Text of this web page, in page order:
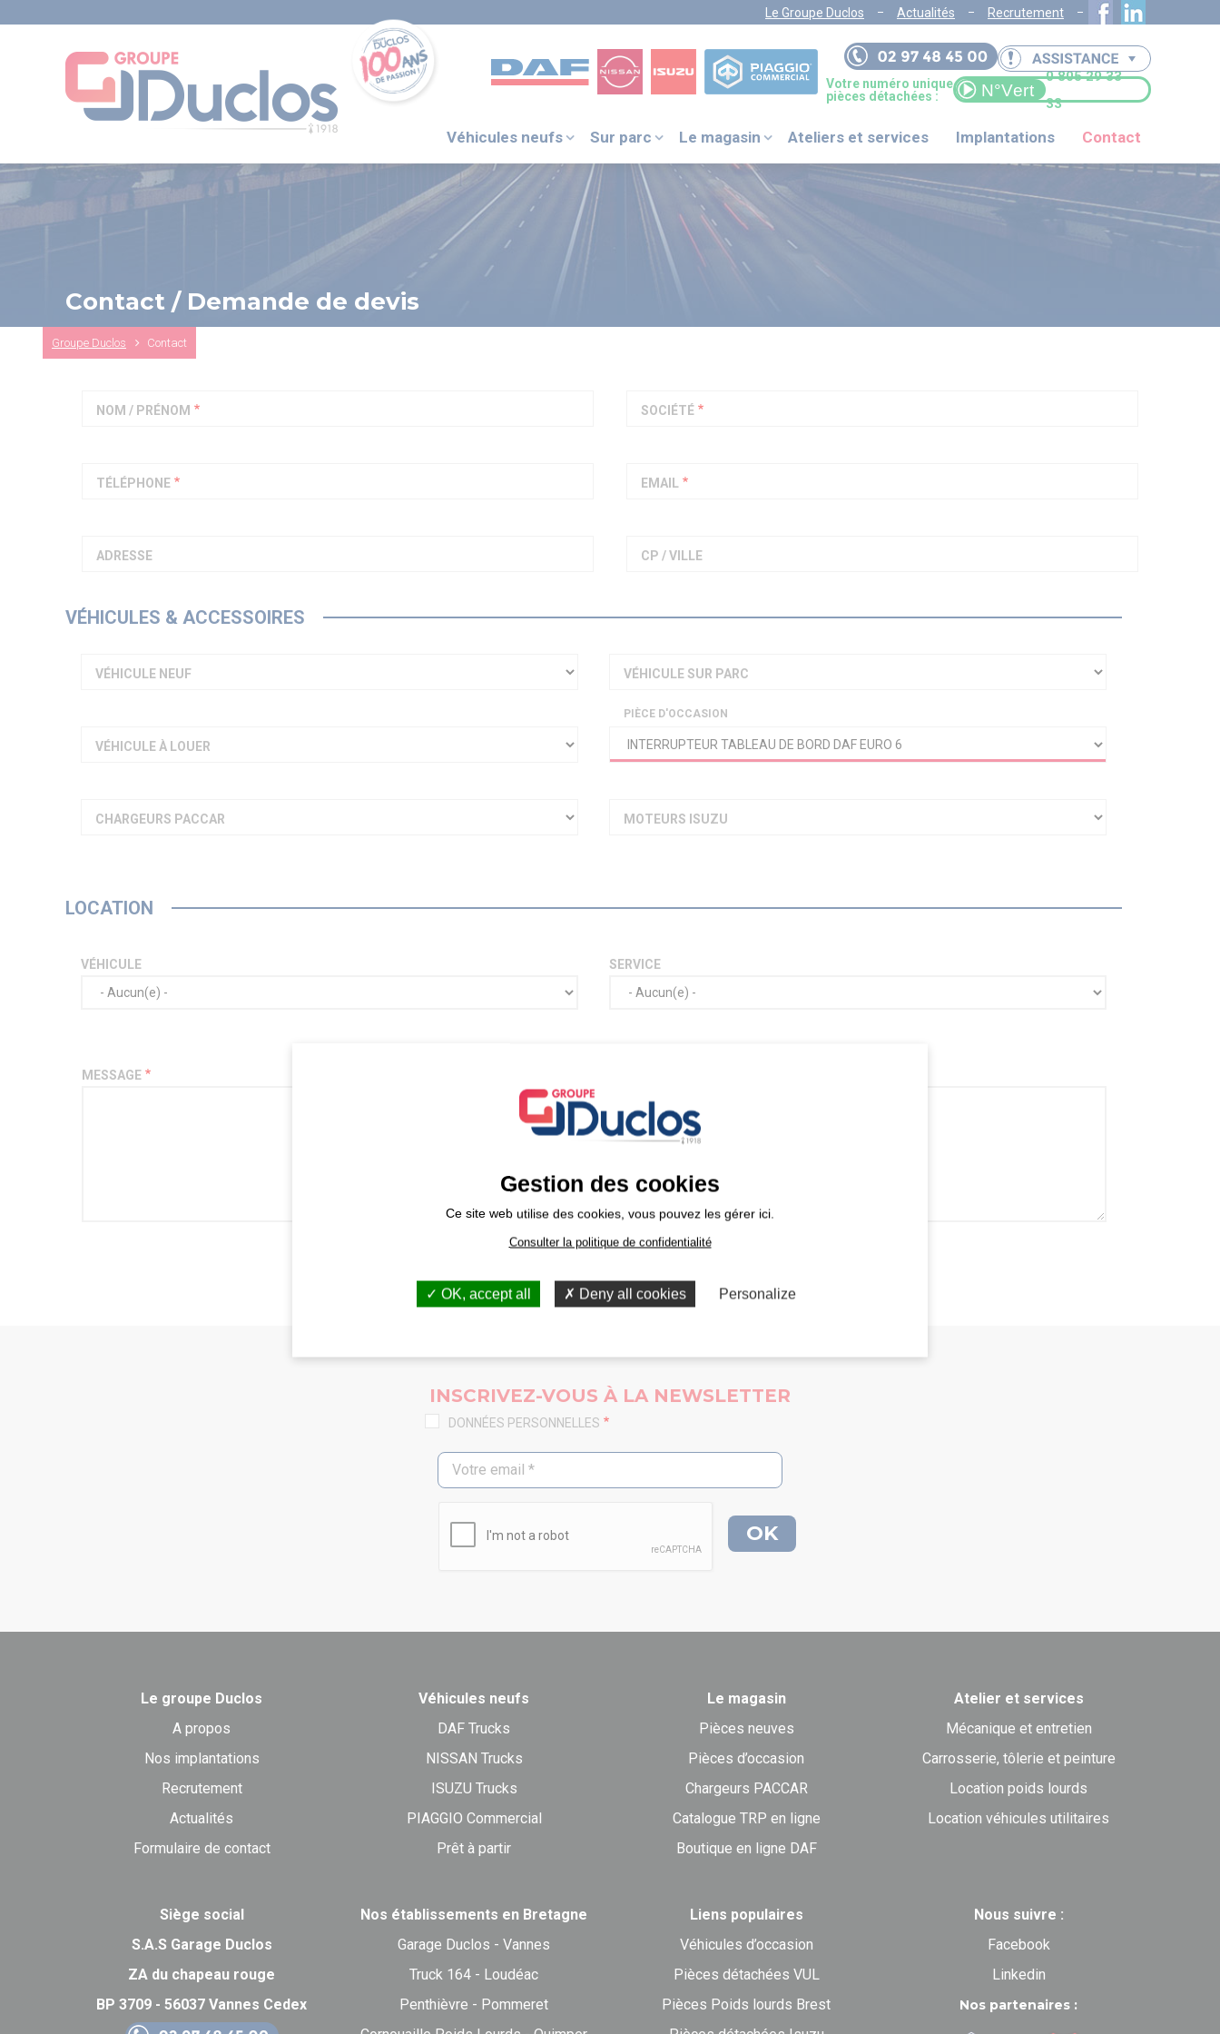
Le Groupe Duclos Actualités Recrutement
Votre numéro unique
pièces détachées :
0 805 29 33
33
Véhicules neufs Sur parc Le magasin Ateliers et services Implantations Contact
Contact / Demande de devis
Fil
d'Ariane
Groupe Duclos Contact
NOM / PRÉNOM SOCIÉTÉ
TÉLÉPHONE EMAIL
ADRESSE CP / VILLE
VÉHICULES & ACCESSOIRES
VÉHICULE NEUF VÉHICULE SUR PARC
VÉHICULE À LOUER
PIÈCE D'OCCASION
CHARGEURS PACCAR MOTEURS ISUZU
LOCATION
VÉHICULE SERVICE
MESSAGE
INSCRIVEZ-VOUS À LA NEWSLETTER
DONNÉES PERSONNELLES
Le groupe Duclos
A propos
Nos implantations
Recrutement
Actualités
Formulaire de contact
Véhicules neufs
DAF Trucks
NISSAN Trucks
ISUZU Trucks
PIAGGIO Commercial
Prêt à partir
Le magasin
Pièces neuves
Pièces d’occasion
Chargeurs PACCAR
Catalogue TRP en ligne
Boutique en ligne DAF
Atelier et services
Mécanique et entretien
Carrosserie, tôlerie et peinture
Location poids lourds
Location véhicules utilitaires
Siège social
S.A.S Garage Duclos
ZA du chapeau rouge
BP 3709 - 56037 Vannes Cedex
Nos établissements en Bretagne
Garage Duclos - Vannes
Truck 164 - Loudéac
Penthièvre - Pommeret
Liens populaires
Véhicules d’occasion
Pièces détachées VUL
Pièces Poids lourds Brest
Nous suivre :
Facebook
Linkedin
Nos partenaires :
VOTRE NUMÉRO UNIQUE
PIÈCES DÉTACHÉES :
0 805 29 33
33
+33 (0) 1 41 85 83 79
Gestion des cookies
Ce site web utilise des cookies, vous pouvez les gérer ici.
Consulter la politique de confidentialité
OK, accept all Deny all cookies Personalize